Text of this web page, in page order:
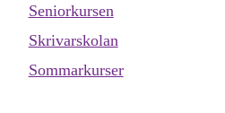
Seniorkursen
Skrivarskolan
Sommarkurser